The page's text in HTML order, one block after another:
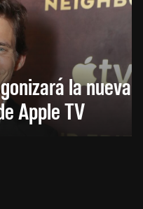
la nueva
Apple TV